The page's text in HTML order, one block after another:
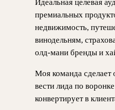
Идеальная целевая
премиальных
недвижимость,
винодельням,
олд-мани бренды и
Моя команда сделает
вести лида по
конвертирует в